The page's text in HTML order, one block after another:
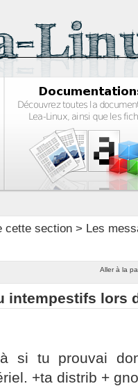
cette section> Les
Aller à la
intempestifs lors
si tu prouvai
+ta distrib +